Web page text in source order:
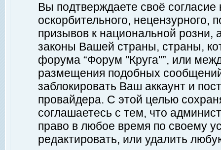
Вы подтверждаете своё
оскорбительного, нецензурного,
призывов к национальной
законы Вашей страны, страны,
форума “Форум "Круга"”, или
размещения подобных
заблокировать Ваш аккаунт и
провайдера. С этой целью
соглашаетесь с тем, что
право в любое время по своему
редактировать, или удалить